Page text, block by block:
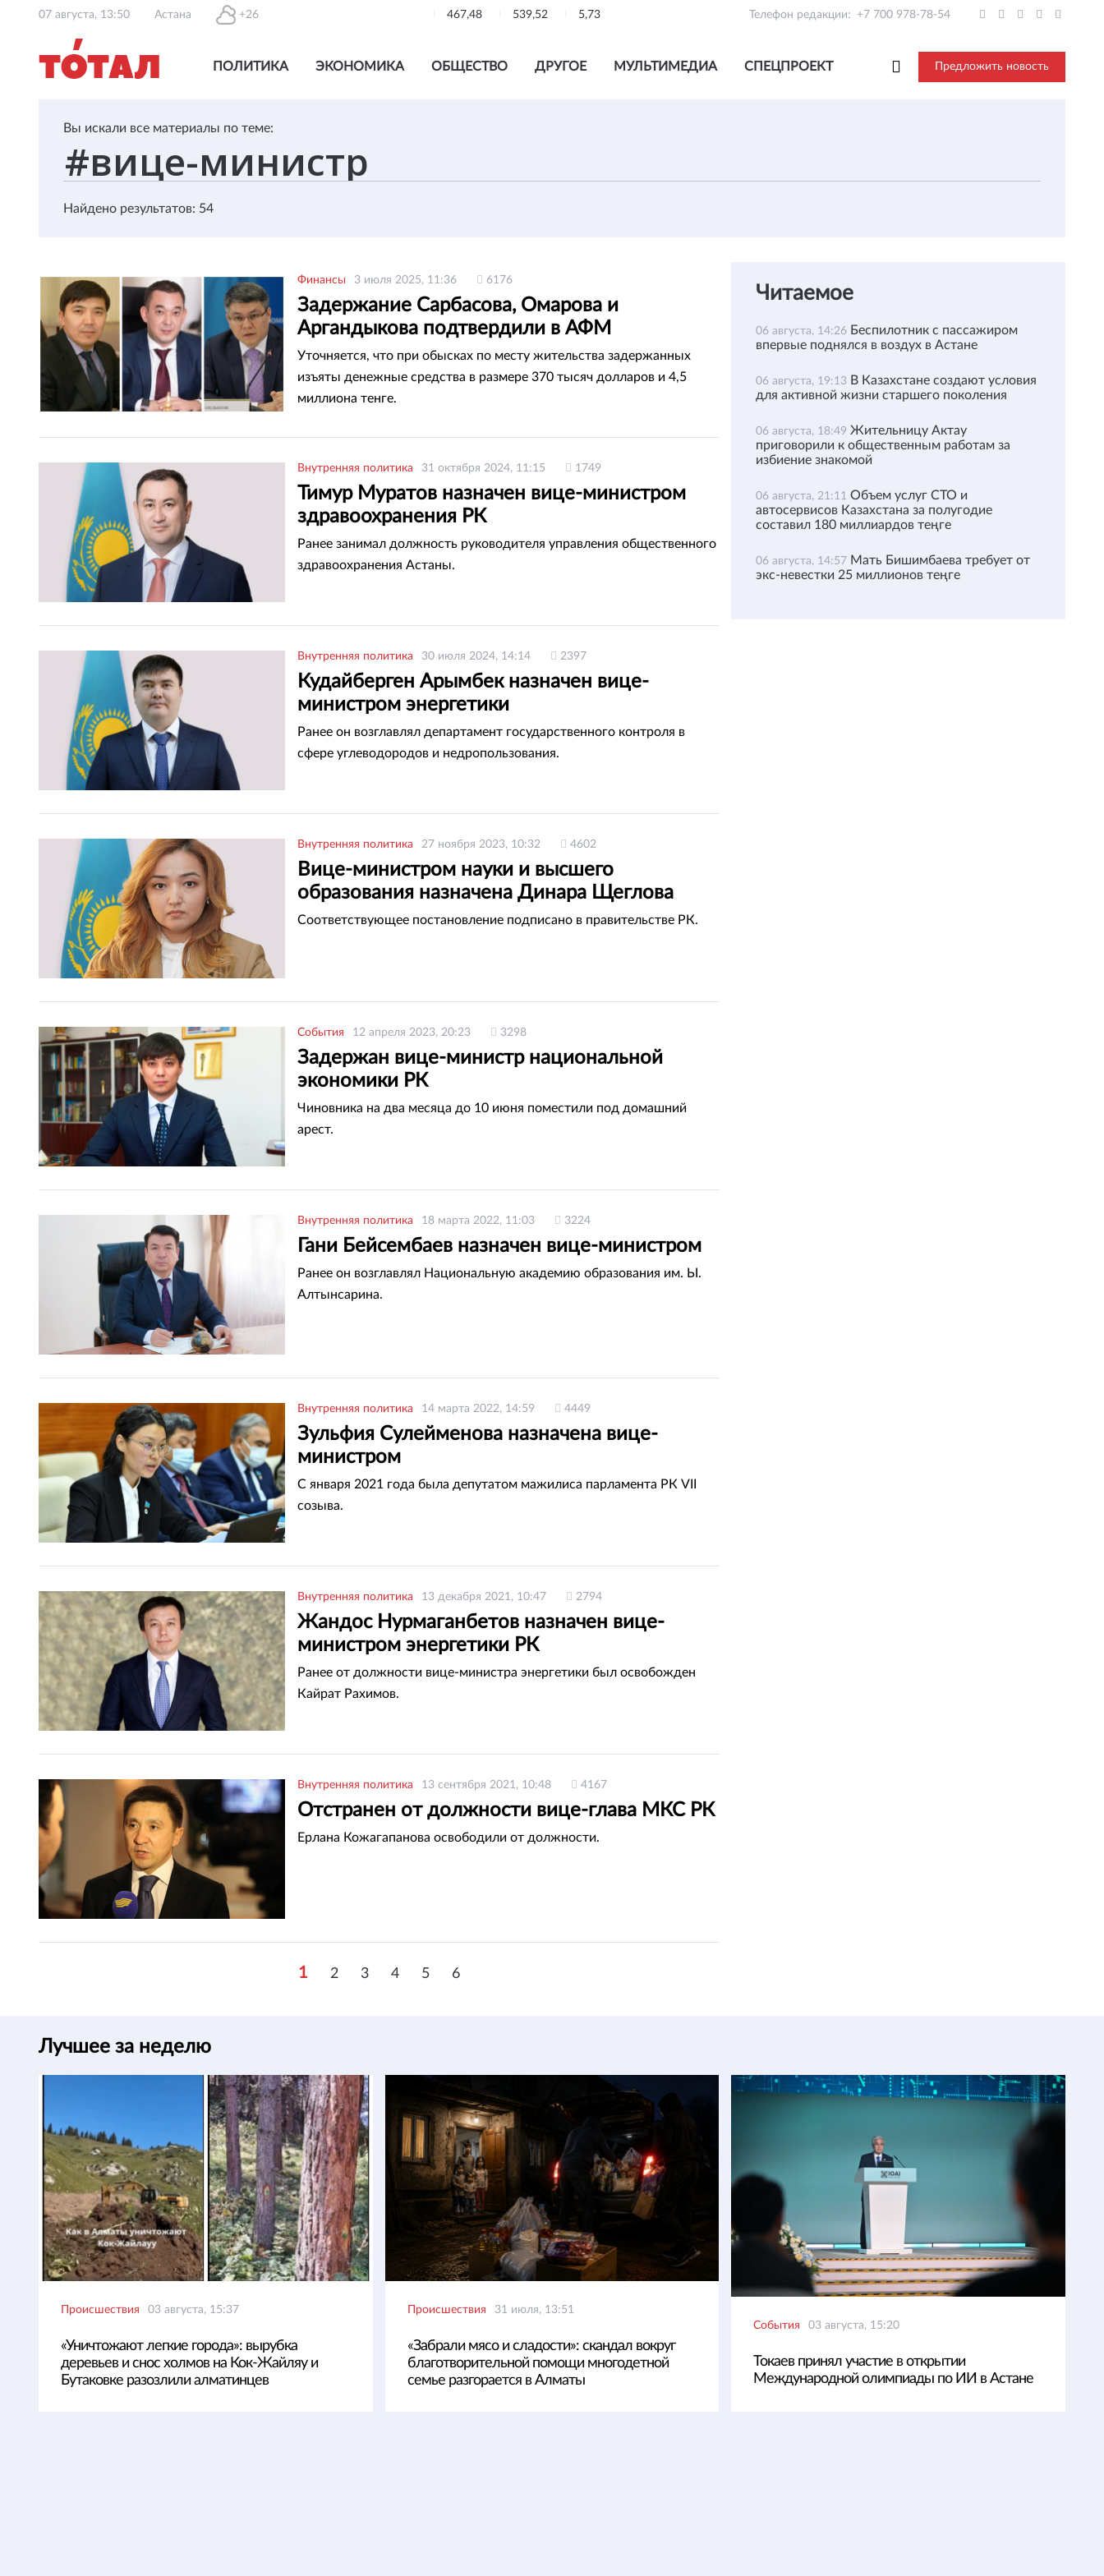
07 августа, 13:50 Астана +26 467,48 539,52 5,73 Телефон редакции: +7 700 978-78-54
ПОЛИТИКА ЭКОНОМИКА ОБЩЕСТВО ДРУГОЕ МУЛЬТИМЕДИА СПЕЦПРОЕКТ Предложить новость
Вы искали все материалы по теме:
Найдено результатов: 54
Финансы 3 июля 2025, 11:36 6176
Задержание Сарбасова, Омарова и
Аргандыкова подтвердили в АФМ
Уточняется, что при обысках по месту жительства задержанных
изъяты денежные средства в размере 370 тысяч долларов и 4,5
миллиона тенге.
Внутренняя политика 31 октября 2024, 11:15 1749
Тимур Муратов назначен вице-министром
здравоохранения РК
Ранее занимал должность руководителя управления общественного
здравоохранения Астаны.
Внутренняя политика 30 июля 2024, 14:14 2397
Кудайберген Арымбек назначен вице-
министром энергетики
Ранее он возглавлял департамент государственного контроля в
сфере углеводородов и недропользования.
Внутренняя политика 27 ноября 2023, 10:32 4602
Вице-министром науки и высшего
образования назначена Динара Щеглова
Соответствующее постановление подписано в правительстве РК.
События 12 апреля 2023, 20:23 3298
Задержан вице-министр национальной
экономики РК
Чиновника на два месяца до 10 июня поместили под домашний
арест.
Внутренняя политика 18 марта 2022, 11:03 3224
Гани Бейсембаев назначен вице-министром
Ранее он возглавлял Национальную академию образования им. Ы.
Алтынсарина.
Внутренняя политика 14 марта 2022, 14:59 4449
Зульфия Сулейменова назначена вице-
министром
С января 2021 года была депутатом мажилиса парламента РК VII
созыва.
Внутренняя политика 13 декабря 2021, 10:47 2794
Жандос Нурмаганбетов назначен вице-
министром энергетики РК
Ранее от должности вице-министра энергетики был освобожден
Кайрат Рахимов.
Внутренняя политика 13 сентября 2021, 10:48 4167
Отстранен от должности вице-глава МКС РК
Ерлана Кожагапанова освободили от должности.
1 2 3 4 5 6
Читаемое
06 августа, 14:26 Беспилотник с пассажиром
впервые поднялся в воздух в Астане
06 августа, 19:13 В Казахстане создают условия
для активной жизни старшего поколения
06 августа, 18:49 Жительницу Актау
приговорили к общественным работам за
избиение знакомой
06 августа, 21:11 Объем услуг СТО и
автосервисов Казахстана за полугодие
составил 180 миллиардов теңге
06 августа, 14:57 Мать Бишимбаева требует от
экс-невестки 25 миллионов теңге
Лучшее за неделю
Происшествия 03 августа, 15:37
«Уничтожают легкие города»: вырубка
деревьев и снос холмов на Кок-Жайляу и
Бутаковке разозлили алматинцев
Происшествия 31 июля, 13:51
«Забрали мясо и сладости»: скандал вокруг
благотворительной помощи многодетной
семье разгорается в Алматы
События 03 августа, 15:20
Токаев принял участие в открытии
Международной олимпиады по ИИ в Астане